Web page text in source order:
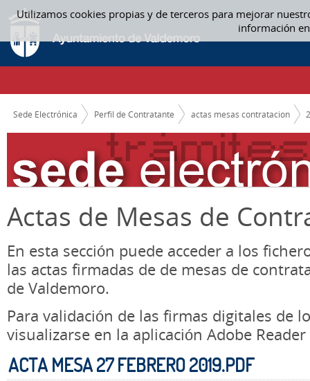
Utilizamos cookies propias y de terceros para mejorar
información
Saltar al contenido
ACTAS MESAS CONTRATACION
CAMINO DE MIGAS
Sede Electrónica Perfil de Contratante actas mesas contratacion
Actas de Mesas de
En esta sección puede acceder a los
las actas firmadas de de mesas de
de Valdemoro.
Para validación de las firmas digitales de
visualizarse en la aplicación Adobe Reader
ACTA MESA 27 FEBRERO 2019.PDF